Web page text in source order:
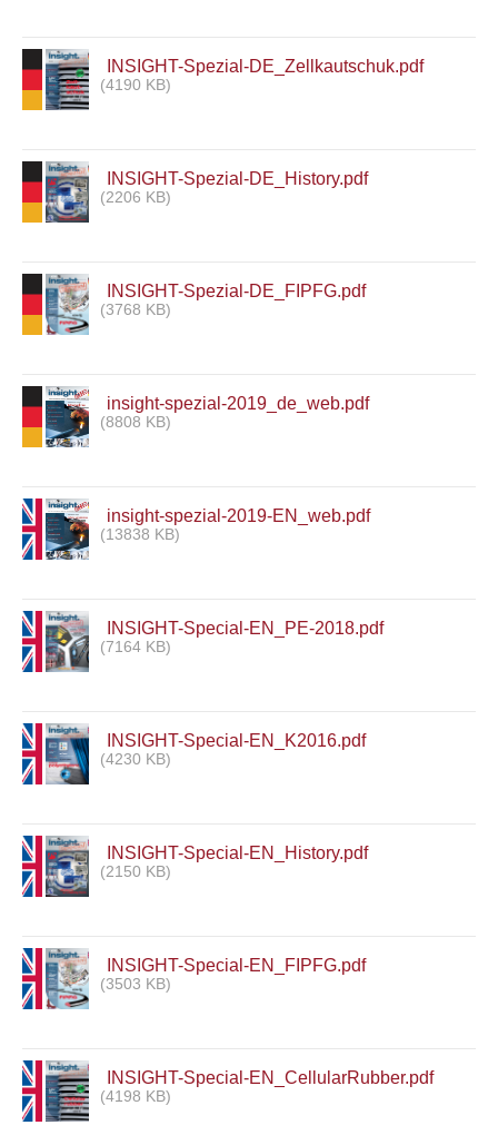
INSIGHT-Spezial-DE_Zellkautschuk.pdf
(4190 KB)
INSIGHT-Spezial-DE_History.pdf
(2206 KB)
INSIGHT-Spezial-DE_FIPFG.pdf
(3768 KB)
insight-spezial-2019_de_web.pdf
(8808 KB)
insight-spezial-2019-EN_web.pdf
(13838 KB)
INSIGHT-Special-EN_PE-2018.pdf
(7164 KB)
INSIGHT-Special-EN_K2016.pdf
(4230 KB)
INSIGHT-Special-EN_History.pdf
(2150 KB)
INSIGHT-Special-EN_FIPFG.pdf
(3503 KB)
INSIGHT-Special-EN_CellularRubber.pdf
(4198 KB)